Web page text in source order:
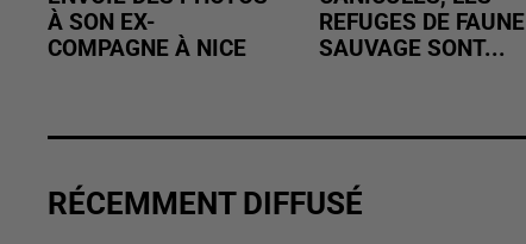
À SON EX-
COMPAGNE À NICE
REFUGES DE FAUNE
SAUVAGE SONT...
RÉCEMMENT DIFFUSÉ